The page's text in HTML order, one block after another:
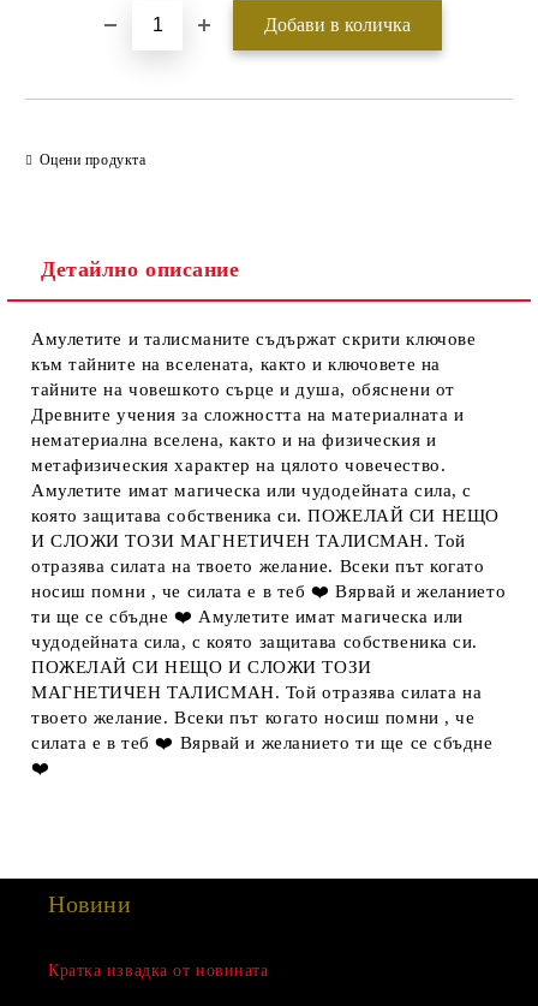
Оцени продукта
Детайлно описание
Амулетите и талисманите съдържат скрити ключове
към тайните на вселената, както и ключовете на
тайните на човешкото сърце и душа, обяснени от
Древните учения за сложността на материалната и
нематериална вселена, както и на физическия и
метафизическия характер на цялото човечество.
Амулетите имат магическа или чудодейната сила, с
която защитава собственика си. ПОЖЕЛАЙ СИ НЕЩО
И СЛОЖИ ТОЗИ МАГНЕТИЧЕН ТАЛИСМАН. Той
отразява силата на твоето желание. Всеки път когато
носиш помни , че силата е в теб ❤️ Вярвай и желанието
ти ще се сбъдне ❤️ Амулетите имат магическа или
чудодейната сила, с която защитава собственика си.
ПОЖЕЛАЙ СИ НЕЩО И СЛОЖИ ТОЗИ
МАГНЕТИЧЕН ТАЛИСМАН. Той отразява силата на
твоето желание. Всеки път когато носиш помни , че
силата е в теб ❤️ Вярвай и желанието ти ще се сбъдне
❤️
Новини
Кратка извадка от новината